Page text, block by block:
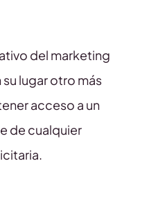
del marketing
lugar otro más
acceso a un
de cualquier